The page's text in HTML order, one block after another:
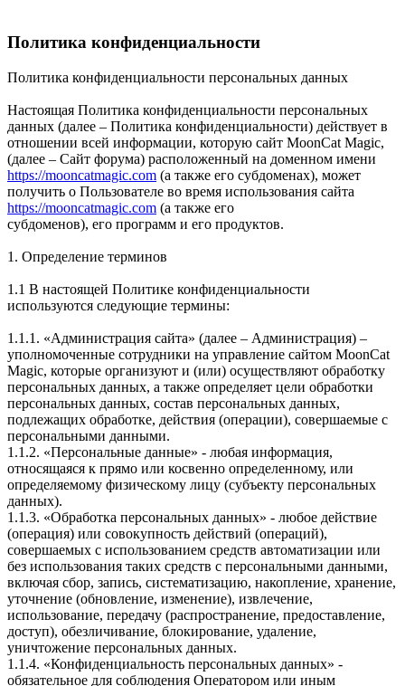
Политика конфиденциальности
Политика конфиденциальности персональных данных
Настоящая Политика конфиденциальности персональных
данных (далее – Политика конфиденциальности) действует в
отношении всей информации, которую сайт MoonCat Magic,
(далее – Сайт форума) расположенный на доменном имени
https://mooncatmagic.com (а также его субдоменах), может
получить о Пользователе во время использования сайта
https://mooncatmagic.com (а также его
субдоменов), его программ и его продуктов.
1. Определение терминов
1.1 В настоящей Политике конфиденциальности
используются следующие термины:
1.1.1. «Администрация сайта» (далее – Администрация) –
уполномоченные сотрудники на управление сайтом MoonCat
Magic, которые организуют и (или) осуществляют обработку
персональных данных, а также определяет цели обработки
персональных данных, состав персональных данных,
подлежащих обработке, действия (операции), совершаемые с
персональными данными.
1.1.2. «Персональные данные» - любая информация,
относящаяся к прямо или косвенно определенному, или
определяемому физическому лицу (субъекту персональных
данных).
1.1.3. «Обработка персональных данных» - любое действие
(операция) или совокупность действий (операций),
совершаемых с использованием средств автоматизации или
без использования таких средств с персональными данными,
включая сбор, запись, систематизацию, накопление, хранение,
уточнение (обновление, изменение), извлечение,
использование, передачу (распространение, предоставление,
доступ), обезличивание, блокирование, удаление,
уничтожение персональных данных.
1.1.4. «Конфиденциальность персональных данных» -
обязательное для соблюдения Оператором или иным